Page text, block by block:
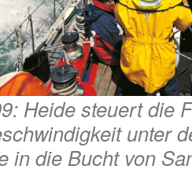
Heide steuert die
unter
in die Bucht von